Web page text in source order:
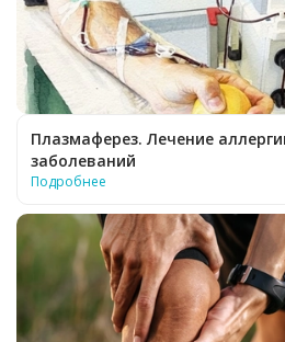
Плазмаферез. Лечение
заболеваний
Подробнее